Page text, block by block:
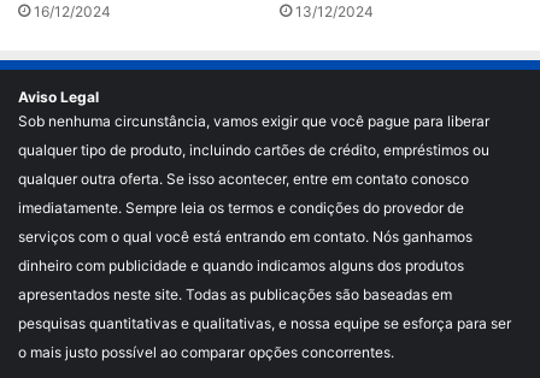
16/12/2024 13/12/2024
Aviso Legal
Sob nenhuma circunstância, vamos exigir que você pague para liberar
qualquer tipo de produto, incluindo cartões de crédito, empréstimos ou
qualquer outra oferta. Se isso acontecer, entre em contato conosco
imediatamente. Sempre leia os termos e condições do provedor de
serviços com o qual você está entrando em contato. Nós ganhamos
dinheiro com publicidade e quando indicamos alguns dos produtos
apresentados neste site. Todas as publicações são baseadas em
pesquisas quantitativas e qualitativas, e nossa equipe se esforça para ser
o mais justo possível ao comparar opções concorrentes.